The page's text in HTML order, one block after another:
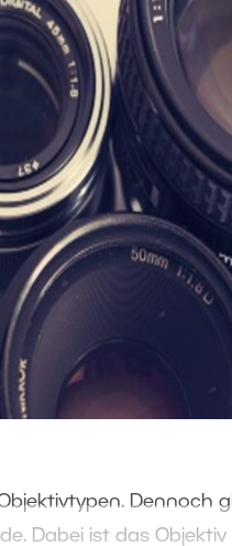
Dennoch
Dabei ist das